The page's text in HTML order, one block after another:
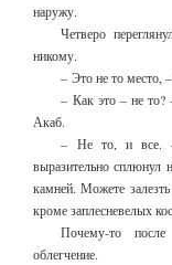
наружу.
Четверо
никому.
– Это не то место,
– Как это – не то?
Акаб.
– Не то, и все.
выразительно сплюнул
камней. Можете
кроме заплесневелых
Почему-то
облегчение.